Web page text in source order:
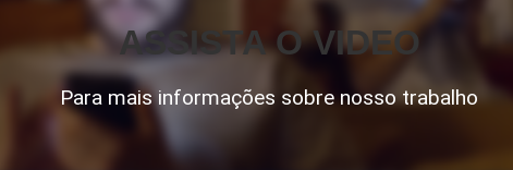
ASSISTA O VIDEO
Para mais informações sobre nosso trabalho